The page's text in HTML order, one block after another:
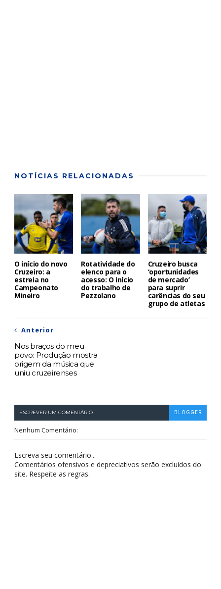
NOTÍCIAS RELACIONADAS
O início do novo
Cruzeiro: a
estreia no
Campeonato
Mineiro
Rotatividade do
elenco para o
acesso: O início
do trabalho de
Pezzolano
Cruzeiro busca
‘oportunidades
de mercado’
para suprir
carências do seu
grupo de atletas
Anterior
Nos braços do meu
povo: Produção mostra
origem da música que
uniu cruzeirenses
ESCREVER UM COMENTÁRIO BLOGGER
Nenhum Comentário:
Escreva seu comentário...
Comentários ofensivos e depreciativos serão excluídos do
site. Respeite as regras.